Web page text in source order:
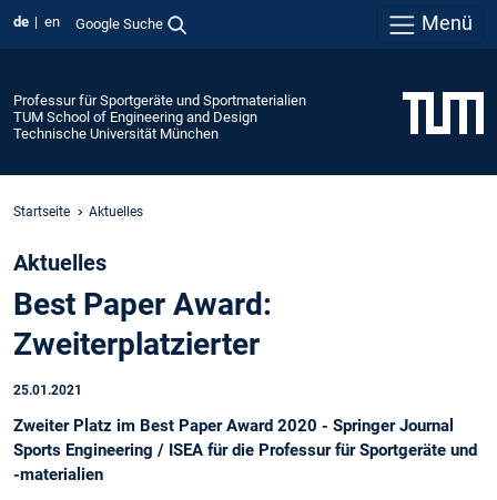
de en Google Suche Menü
Professur für Sportgeräte und Sportmaterialien
TUM School of Engineering and Design
Technische Universität München
Startseite Aktuelles
Aktuelles
Best Paper Award:
Zweiterplatzierter
25.01.2021
Zweiter Platz im Best Paper Award 2020 - Springer Journal
Sports Engineering / ISEA für die Professur für Sportgeräte und
-materialien